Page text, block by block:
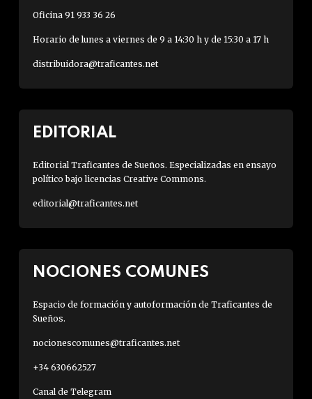
Oficina 91 933 36 26
Horario de lunes a viernes de 9 a 14:30 h y de 15:30 a 17 h
distribuidora@traficantes.net
EDITORIAL
Editorial Traficantes de Sueños. Especializadas en ensayo
político bajo licencias Creative Commons.
editorial@traficantes.net
NOCIONES COMUNES
Espacio de formación y autoformación de Traficantes de
Sueños.
nocionescomunes@traficantes.net
+34 630662527
Canal de Telegram